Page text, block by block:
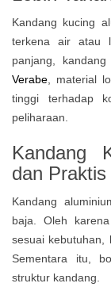
Kandang kucing
terkena air atau
panjang,
Verabe , material
tinggi terhadap
peliharaan.
Kandang
dan Praktis
Kandang
baja. Oleh
sesuai kebutuhan,
Sementara itu,
struktur kandang.